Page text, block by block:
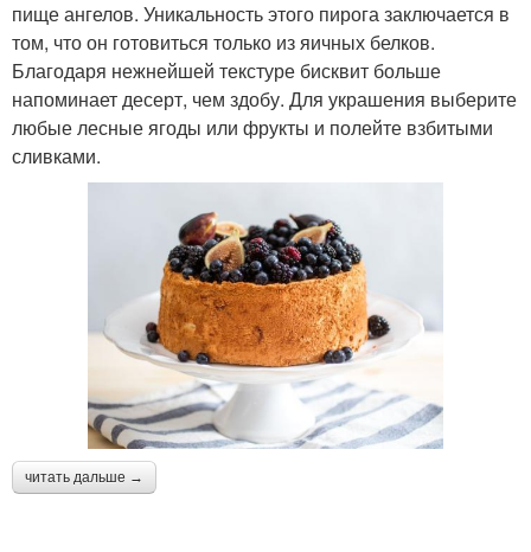
пище ангелов. Уникальность этого пирога заключается в
том, что он готовиться только из яичных белков.
Благодаря нежнейшей текстуре бисквит больше
напоминает десерт, чем здобу. Для украшения выберите
любые лесные ягоды или фрукты и полейте взбитыми
сливками.
читать дальше →